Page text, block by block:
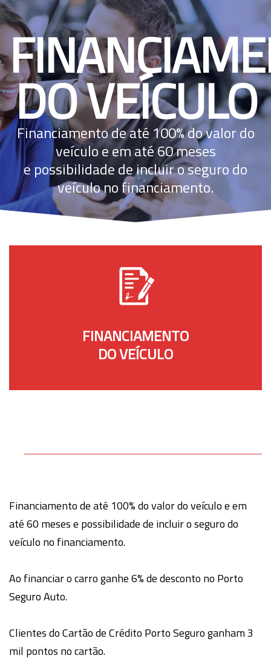
DO VEÍCULO
Financiamento de até 100% do valor do
veículo e em até 60 meses
e possibilidade de incluir o seguro do
veículo no financiamento.
FINANCIAMENTO
DO VEÍCULO
Financiamento de até 100% do valor do veículo e em
até 60 meses e possibilidade de incluir o seguro do
veículo no financiamento.
Ao financiar o carro ganhe 6% de desconto no Porto
Seguro Auto.
Clientes do Cartão de Crédito Porto Seguro ganham 3
mil pontos no cartão.